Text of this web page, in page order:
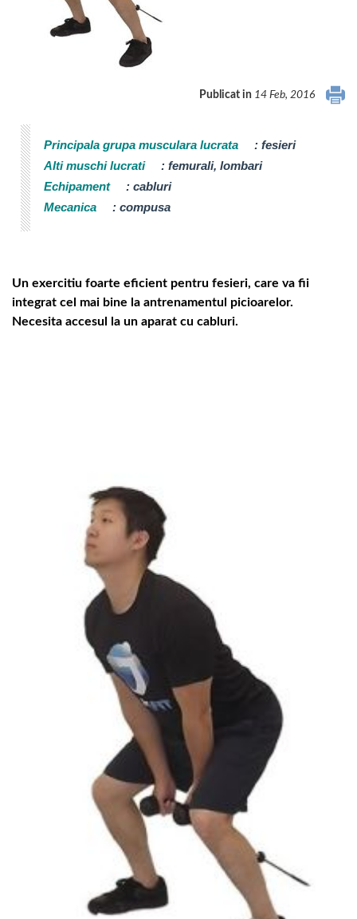
Publicat in 14 Feb, 2016
Principala grupa musculara lucrata : fesieri
Alti muschi lucrati
: femurali, lombari
Echipament
: cabluri
Mecanica
: compusa
Un exercitiu foarte eficient pentru fesieri, care va fii
integrat cel mai bine la antrenamentul picioarelor.
Necesita accesul la un aparat cu cabluri.